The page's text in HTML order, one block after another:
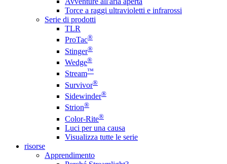
Torce a raggi ultravioletti e infrarossi
Serie di prodotti
TLR
ProTac®
Stinger®
Wedge®
Stream™
Survivor®
Sidewinder®
Strion®
Color-Rite®
Luci per una causa
Visualizza tutte le serie
risorse
Apprendimento